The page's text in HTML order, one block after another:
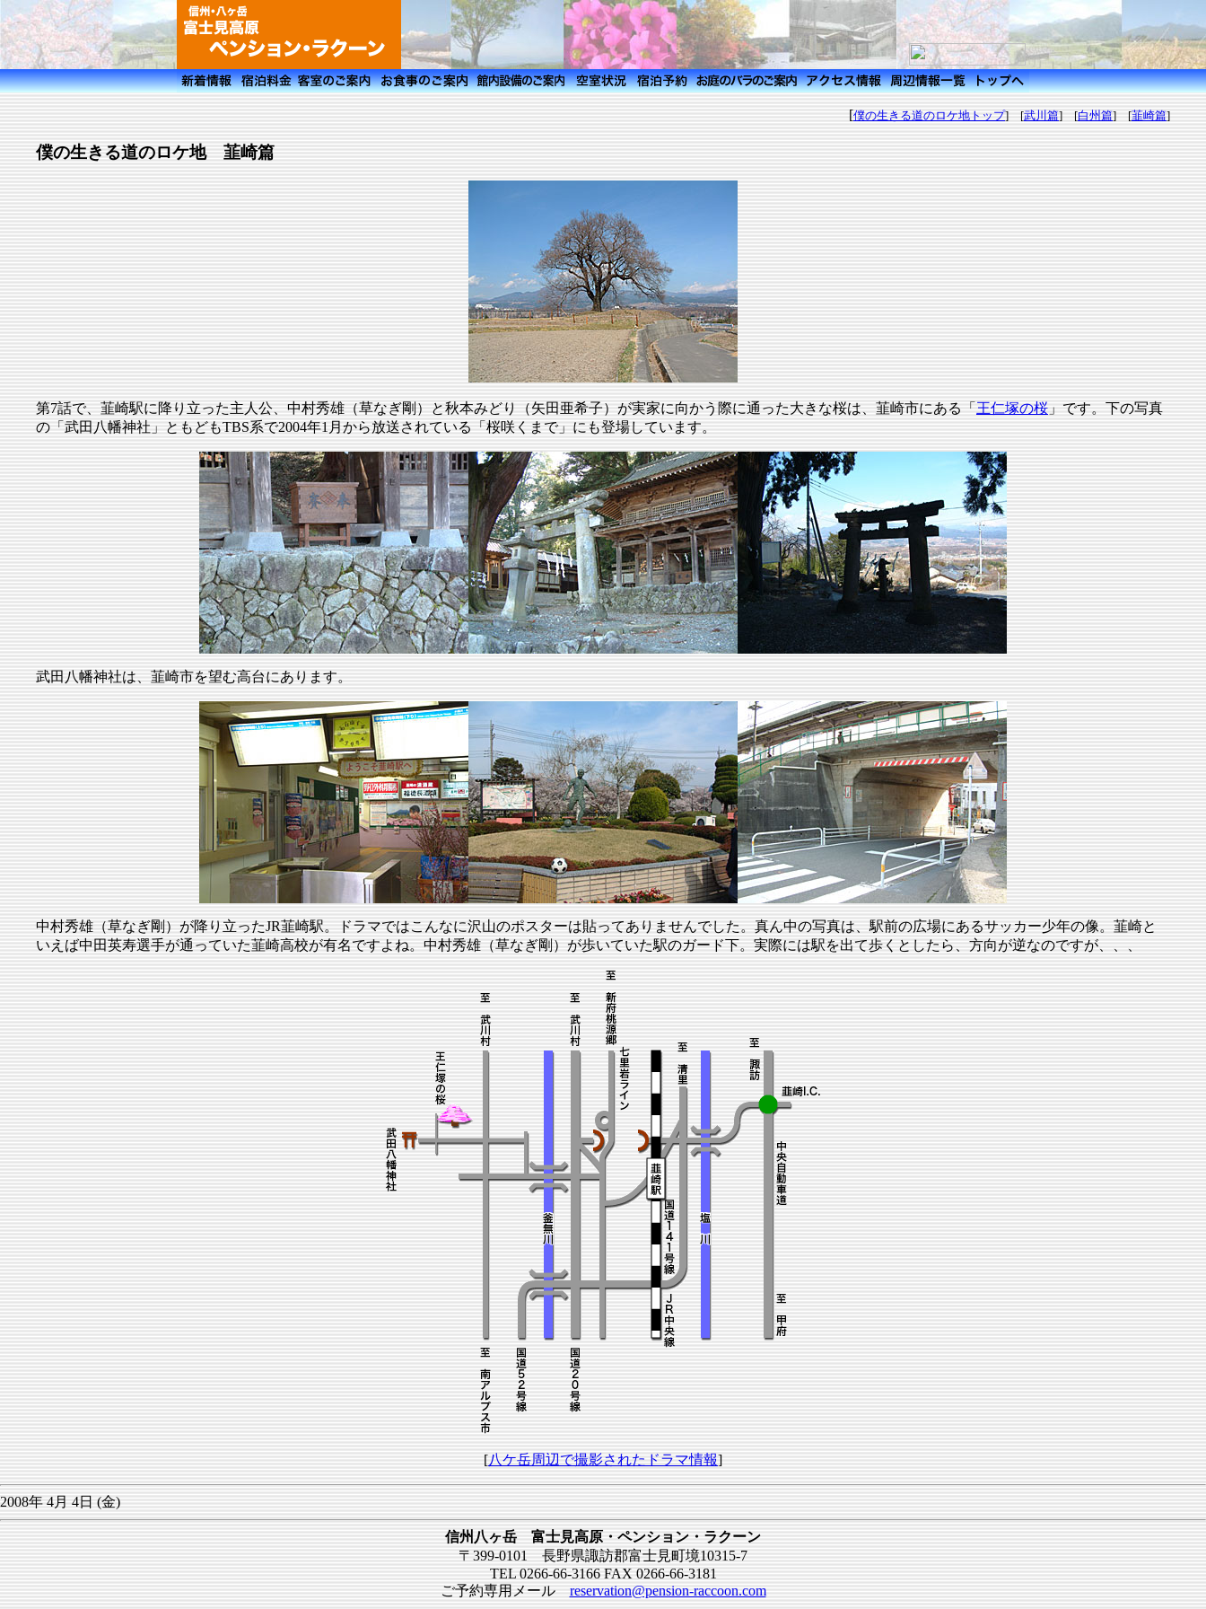
[僕の生きる道のロケ地トップ] [武川篇] [白州篇] [韮崎篇]
僕の生きる道のロケ地 韮崎篇
第7話で、韮崎駅に降り立った主人公、中村秀雄（草なぎ剛）と秋本みどり（矢田亜希子）が実家に向かう際に通った大きな桜は、韮崎市にある「王仁塚の桜」です。下の写真
の「武田八幡神社」ともどもTBS系で2004年1月から放送されている「桜咲くまで」にも登場しています。
武田八幡神社は、韮崎市を望む高台にあります。
中村秀雄（草なぎ剛）が降り立ったJR韮崎駅。ドラマではこんなに沢山のポスターは貼ってありませんでした。真ん中の写真は、駅前の広場にあるサッカー少年の像。韮崎と
いえば中田英寿選手が通っていた韮崎高校が有名ですよね。中村秀雄（草なぎ剛）が歩いていた駅のガード下。実際には駅を出て歩くとしたら、方向が逆なのですが、、、
[八ケ岳周辺で撮影されたドラマ情報]
2008年 4月 4日 (金)
信州八ヶ岳 富士見高原・ペンション・ラクーン
〒399-0101 長野県諏訪郡富士見町境10315-7
TEL 0266-66-3166 FAX 0266-66-3181
ご予約専用メールreservation@pension-raccoon.com